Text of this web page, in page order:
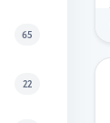
65
22